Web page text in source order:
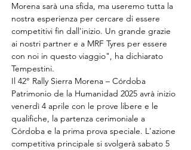
Morena sarà una sfida, ma useremo tutta la
nostra esperienza per cercare di essere
competitivi fin dall'inizio. Un grande grazie
ai nostri partner e a MRF Tyres per essere
con noi in questo viaggio", ha dichiarato
Tempestini.
Il 42° Rally Sierra Morena – Córdoba
Patrimonio de la Humanidad 2025 avrà inizio
venerdì 4 aprile con le prove libere e le
qualifiche, la partenza cerimoniale a
Córdoba e la prima prova speciale. L'azione
competitiva principale si svolgerà sabato 5